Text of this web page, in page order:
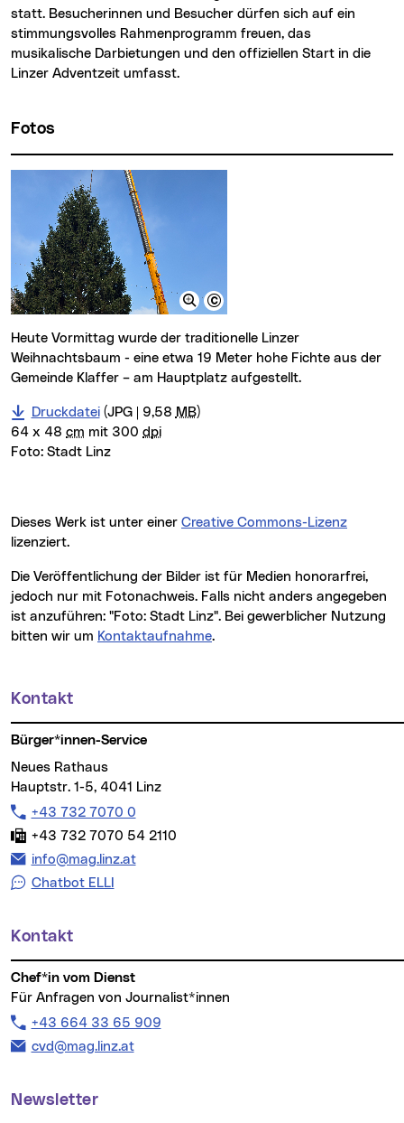
statt. Besucherinnen und Besucher dürfen sich auf ein
stimmungsvolles Rahmenprogramm freuen, das
musikalische Darbietungen und den offiziellen Start in die
Linzer Adventzeit umfasst.
Fotos
Heute Vormittag wurde der traditionelle Linzer
Weihnachtsbaum - eine etwa 19 Meter hohe Fichte aus der
Gemeinde Klaffer – am Hauptplatz aufgestellt.
Druckdatei(JPG | 9,58 MB)
64 x 48 cm mit 300 dpi
Foto: Stadt Linz
Dieses Werk ist unter einer Creative Commons-Lizenz
lizenziert.
Die Veröffentlichung der Bilder ist für Medien honorarfrei,
jedoch nur mit Fotonachweis. Falls nicht anders angegeben
ist anzuführen: "Foto: Stadt Linz". Bei gewerblicher Nutzung
bitten wir um Kontaktaufnahme.
Weitere Informationen
Kontakt
Bürger*innen-Service
Neues Rathaus
Hauptstr. 1-5, 4041 Linz
Telefon:
+43 732 7070 0
Fax:
+43 732 7070 54 2110
E-Mail Adresse:
info@mag.linz.at
Chatbot ELLI
Kontakt
Chef*in vom Dienst
Für Anfragen von Journalist*innen
Telefon:
+43 664 33 65 909
E-Mail Adresse:
cvd@mag.linz.at
Newsletter